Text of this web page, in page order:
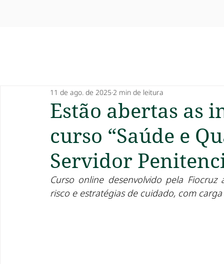
Estão abertas as
curso “Saúde e
Servidor
11 de ago. de 2025 2 min de leitura
Curso online desenvolvido pela
risco e estratégias de cuidado, com